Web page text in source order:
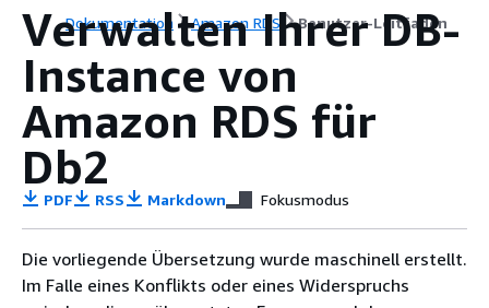
Dokumentation Amazon RDS Benutzer-Leitfaden
Verwalten Ihrer DB-
Instance von
Amazon RDS für
Db2
PDF RSS Markdown Fokusmodus
Die vorliegende Übersetzung wurde maschinell erstellt.
Im Falle eines Konflikts oder eines Widerspruchs